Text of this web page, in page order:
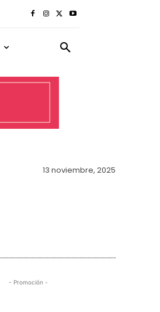
13 noviembre, 2025
- Promoción -